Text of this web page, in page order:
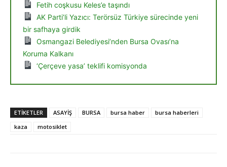
Fetih coşkusu Keles’e taşındı
AK Parti’li Yazıcı: Terörsüz Türkiye sürecinde yeni
bir safhaya girdik
Osmangazi Belediyesi’nden Bursa Ovası’na
Koruma Kalkanı
‘Çerçeve yasa’ teklifi komisyonda
ETIKETLER ASAYİŞ BURSA bursa haber
bursa haberleri
kaza
motosiklet